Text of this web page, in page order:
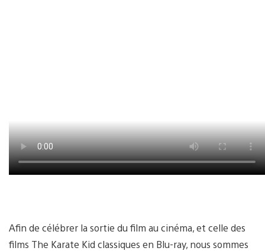
Afin de célébrer la sortie du film au cinéma, et celle des
films The Karate Kid classiques en Blu-ray, nous sommes